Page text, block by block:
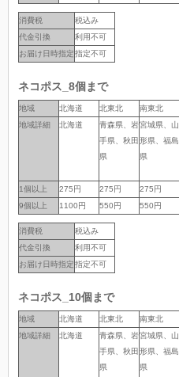
消費税
税込み
代金引換
利用不可
お届け日時指定指定不可
ネコポス_8個まで
地域 北海道 北東北 南東北
地域詳細
北海道
青森県、岩
手県、秋田
県
宮城県、山
形県、福島
県
1個以上 275円 275円 275円
9個以上
1100円 550円 550円
地域
地域詳細
1個以上
9個以上
消費税
税込み
代金引換
利用不可
お届け日時指定指定不可
ネコポス_10個まで
地域 北海道 北東北 南東北
地域詳細
北海道
青森県、岩
手県、秋田
県
宮城県、山
形県、福島
県
地域
地域詳細